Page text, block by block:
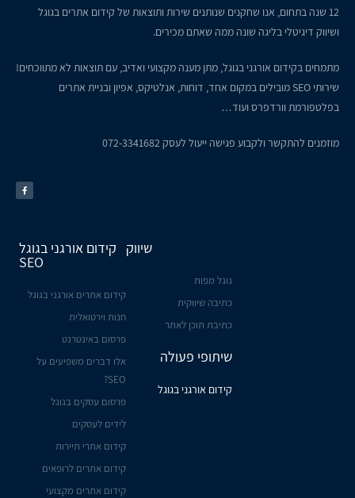
12 שנה בתחום, אנו שחקנים שנותנים שירות ותוצאות של קידום אתרים בגוגל
ושיווק דיגיטלי בליגה שונה ממה שאתם מכירים.
מתמחים בקידום אורגני בגוגל, מתן מענה מקצועי ואדיב, עם תוצאות לא מתווכחים!
שירותי SEO מובילים במקום אחד, דוחות, אנלטיקס, אפיון ובניית אתרים
בפלטפורמת וורדפרס ועוד…
מוזמנים להתקשר ולקבוע פגישה ייעול לעסק072-3341682
שיווק
גוגל מפות
כתיבה שיווקית
כתיבת תוכן לאתר
שיתופי פעולה
קידום אורגני בגוגל
קידום אורגני בגוגל
SEO
קידום אתרים אורגני בגוגל
חנות וירטואלית
פרסום באינטרנט
אלו דברים משפיעים על
SEO?
פרסום עסקים בגוגל
לידים לעסקים
קידום אתרי תיירות
קידום אתרים לרופאים
קידום אתרים מקצועי